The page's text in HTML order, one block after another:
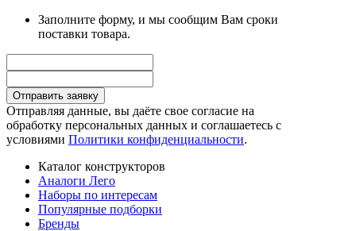
Заполните форму, и мы сообщим Вам сроки
поставки товара.
Отправить заявку
Отправляя данные, вы даёте свое согласие на
обработку персональных данных и соглашаетесь с
условиями Политики конфиденциальности.
Каталог конструкторов
Аналоги Лего
Наборы по интересам
Популярные подборки
Бренды